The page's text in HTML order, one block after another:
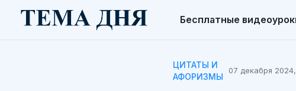
Бесплатные
ЦИТАТЫ И
АФОРИЗМЫ
07 декабря 2024,